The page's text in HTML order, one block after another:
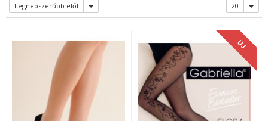
Legnépszerűbb elől 20
ÚJ